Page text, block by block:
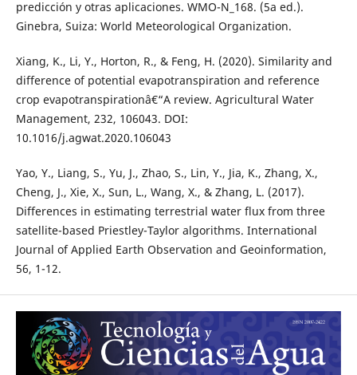
predicción y otras aplicaciones. WMO-N_168. (5a ed.).
Ginebra, Suiza: World Meteorological Organization.
Xiang, K., Li, Y., Horton, R., & Feng, H. (2020). Similarity and
difference of potential evapotranspiration and reference
crop evapotranspirationâ€“A review. Agricultural Water
Management, 232, 106043. DOI:
10.1016/j.agwat.2020.106043
Yao, Y., Liang, S., Yu, J., Zhao, S., Lin, Y., Jia, K., Zhang, X.,
Cheng, J., Xie, X., Sun, L., Wang, X., & Zhang, L. (2017).
Differences in estimating terrestrial water flux from three
satellite-based Priestley-Taylor algorithms. International
Journal of Applied Earth Observation and Geoinformation,
56, 1-12.